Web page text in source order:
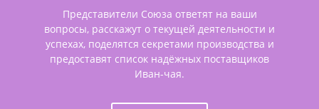
Представители Союза ответят на ваши
вопросы, расскажут о текущей деятельности и
успехах, поделятся секретами производства и
предоставят список надёжных поставщиков
Иван-чая.